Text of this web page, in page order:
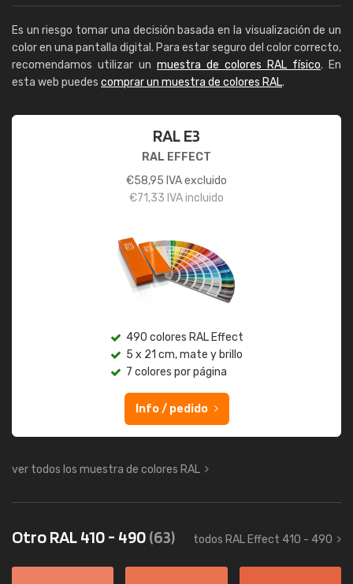
Es un riesgo tomar una decisión basada en la visualización de un
color en una pantalla digital. Para estar seguro del color correcto,
recomendamos utilizar un muestra de colores RAL físico. En
esta web puedes comprar un muestra de colores RAL.
RAL E3
RAL EFFECT
€58,95 IVA excluido
€71,33 IVA incluido
490 colores RAL Effect
5 x 21 cm, mate y brillo
7 colores por página
Info / pedido
ver todos los muestra de colores RAL
Otro RAL 410 - 490(63) todos RAL Effect 410 - 490